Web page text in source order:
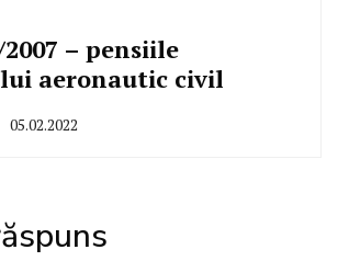
– pensiile
aeronautic civil
05.02.2022